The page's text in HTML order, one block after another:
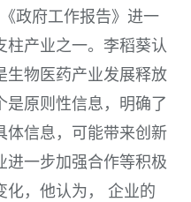
政府工作报告》进一
柱产业之一。李稻葵认
生物医药产业发展释放
是原则性信息，明确了
体信息，可能带来创新
进一步加强合作等积极
化，他认为， 企业的